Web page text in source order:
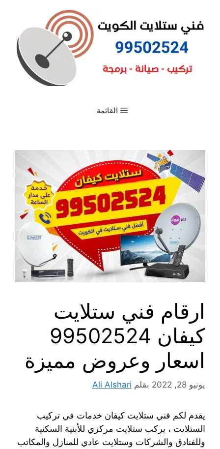
القائمة
ارقام فني ستلايت
كيفان 99502524
اسعار وعروض مميزة
يونيو 28, 2022 بقلم Ali Alshari
يقدم لكم فني ستلايت كيفان خدمات في تركيب
الستلايت ، يركب ستلايت مركزي للأبنية السكنية
وللفنادق والشركات وستلايت عادي للمنازل والمكاتب